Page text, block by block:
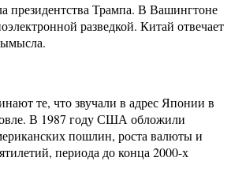
президентства Трампа. В Вашингтоне
разведкой. Китай отвечает
те, что звучали в адрес Японии в
В 1987 году США обложили
пошлин, роста валюты и
периода до конца 2000-х